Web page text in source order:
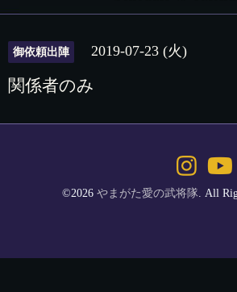
御依頼出陣 2019-07-23 (火)
関係者のみ
©2026 やまがた愛の武将隊. All